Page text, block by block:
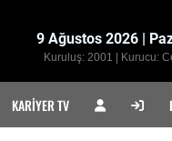
9 Ağustos 2026 |
Kuruluş: 2001 | Kurucu:
KARIYER TV